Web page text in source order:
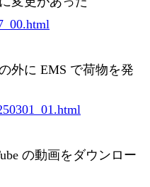
外に EMS で荷物を発
の動画をダウンロー